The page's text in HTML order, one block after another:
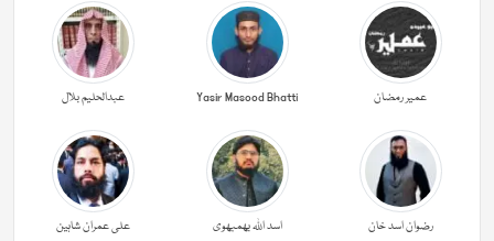
عمیر رمضان Yasir Masood Bhatti عبدالحليم بلال
رضوان اسد خان اسد اللہ بھمبھوی علی عمران شاہین